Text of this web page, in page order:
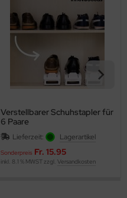
Verstellbarer Schuhstapler für
6 Paare
Lieferzeit: Lagerartikel
Sonderpreis Fr. 15.95
inkl. 8.1 % MWST zzgl. Versandkosten